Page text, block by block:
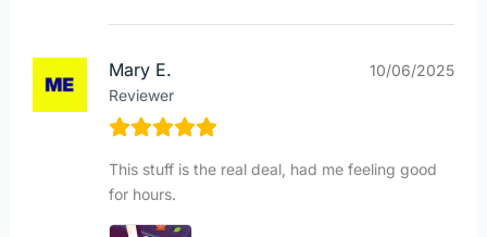
Mary E.
Reviewer
10/06/2025
This stuff is the real deal, had me feeling good
for hours.